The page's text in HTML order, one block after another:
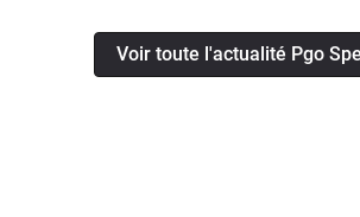
Voir toute l'actualité Pgo